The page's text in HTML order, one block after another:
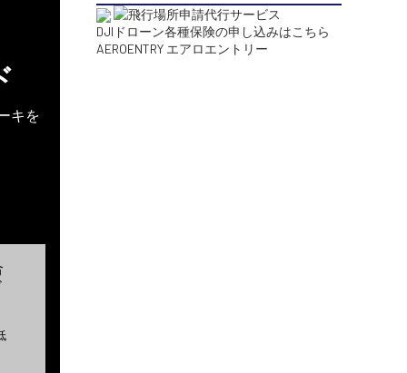
DJIドローン各種保険の申し込みはこちら
AEROENTRY エアロエントリー
キを